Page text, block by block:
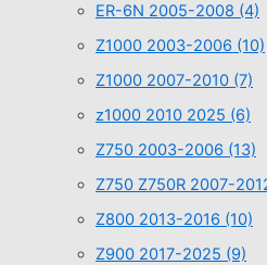
ER-6N 2005-2008 (4)
Z1000 2003-2006 (10)
Z1000 2007-2010 (7)
z1000 2010 2025 (6)
Z750 2003-2006 (13)
Z750 Z750R 2007-
Z800 2013-2016 (10)
Z900 2017-2025 (9)